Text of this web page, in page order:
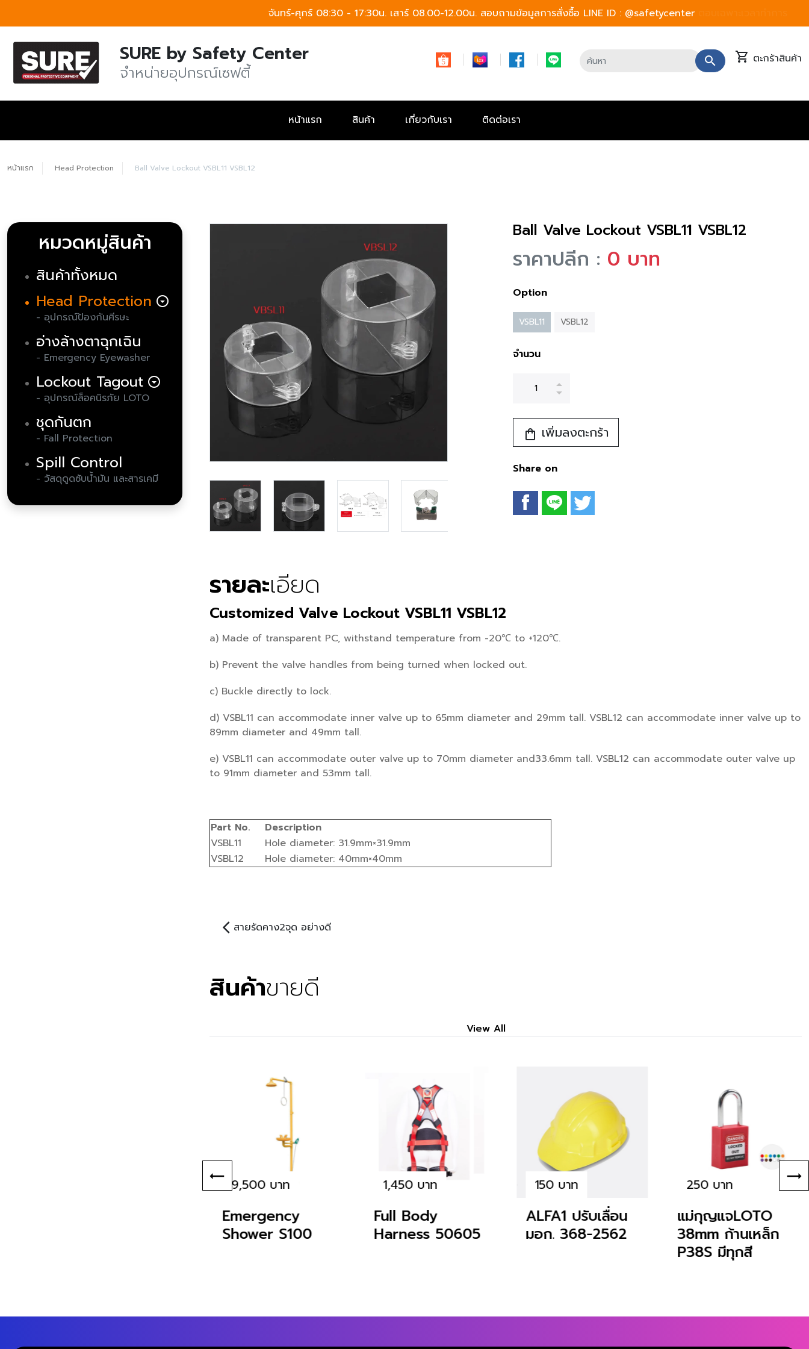
จันทร์-ศุกร์ 08:30 - 17:30น. เสาร์ 08.00-12.00น. สอบถามข้อมูลการสั่งซื้อ LINE ID : @safetycenter
SURE by Safety Center
จำหน่ายอุปกรณ์เซฟตี้
search shopping_cart ตะกร้าสินค้า
หน้าแรก สินค้า เกี่ยวกับเรา ติดต่อเรา
หน้าแรก Head Protection Ball Valve Lockout VSBL11 VSBL12
หมวดหมู่สินค้า
สินค้าทั้งหมด
Head Protection arrow_drop_down_circle
- อุปกรณ์ป้องกันศีรษะ
อ่างล้างตาฉุกเฉิน
- Emergency Eyewasher
Lockout Tagout arrow_drop_down_circle
- อุปกรณ์ล็อคนิรภัย LOTO
ชุดกันตก
- Fall Protection
Spill Control
- วัสดุดูดซับน้ำมัน และสารเคมี
Ball Valve Lockout VSBL11 VSBL12
ราคาปลีก : 0 บาท
Option
VSBL11 VSBL12
จำนวน
shopping_bag เพิ่มลงตะกร้า
Share on
รายละเอียด
Customized Valve Lockout VSBL11 VSBL12
a) Made of transparent PC, withstand temperature from -20℃ to +120℃.
b) Prevent the valve handles from being turned when locked out.
c) Buckle directly to lock.
d) VSBL11 can accommodate inner valve up to 65mm diameter and 29mm tall. VSBL12 can accommodate inner valve up to
89mm diameter and 49mm tall.
e) VSBL11 can accommodate outer valve up to 70mm diameter and33.6mm tall. VSBL12 can accommodate outer valve up
to 91mm diameter and 53mm tall.
Part No.
Description
VSBL11
Hole diameter: 31.9mm×31.9mm
VSBL12
Hole diameter: 40mm×40mm
arrow_back_ios สายรัดคาง2จุด อย่างดี
สินค้าขายดี
View All
9,500 บาท
Emergency
Shower S100
1,450 บาท
Full Body
Harness 50605
150 บาท
ALFA1 ปรับเลื่อน
มอก. 368-2562
250 บาท
แม่กุญแจLOTO
38mm ก้านเหล็ก
P38S มีทุกสี